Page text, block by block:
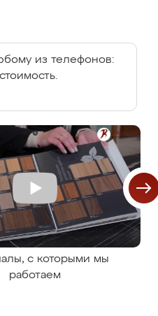
из телефонов:
с которыми мы
работаем